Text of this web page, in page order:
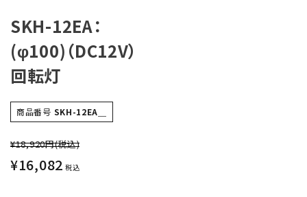
オプション
補修パーツ
製品選定の仕方
ガイドライン
SKH-12EA：
(φ100)（DC12V）
回転灯
商品番号 SKH-12EA＿
¥18,920円(税込)
¥16,082 税込